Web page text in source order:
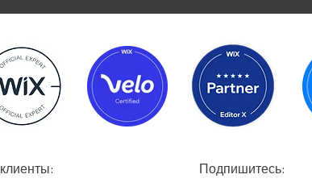
:Успешные проекты, довольные клиенты :Подпишитесь